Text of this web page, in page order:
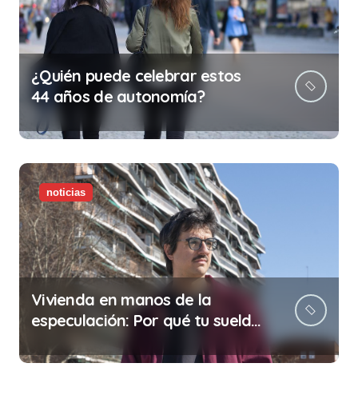
¿Quién puede celebrar estos
44 años de autonomía?
noticias
Vivienda en manos de la
especulación: Por qué tu sueldo